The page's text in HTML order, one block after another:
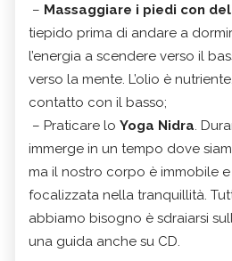
– Massaggiare i piedi con
tiepido prima di andare a
l’energia a scendere verso il
verso la mente. L’olio è
contatto con il basso;
– Praticare lo Yoga Nidra.
immerge in un tempo dove
ma il nostro corpo è immobile
focalizzata nella tranquillità.
abbiamo bisogno è sdraiarsi
una guida anche su CD.